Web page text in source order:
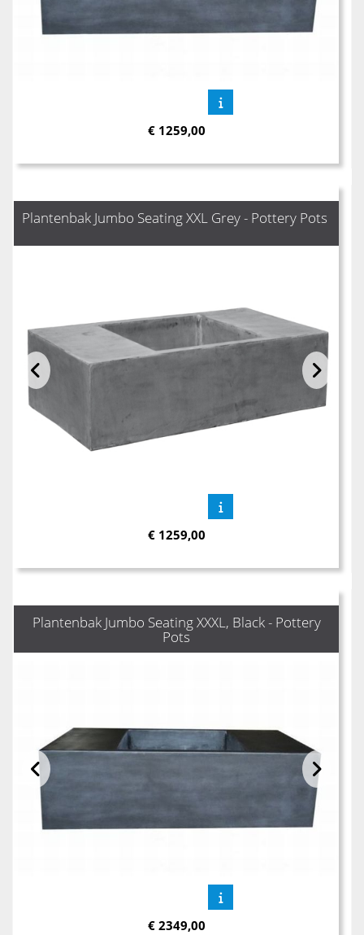
€ 1259,00
Plantenbak Jumbo Seating XXL Grey - Pottery Pots
€ 1259,00
Plantenbak Jumbo Seating XXXL, Black - Pottery
Pots
€ 2349,00